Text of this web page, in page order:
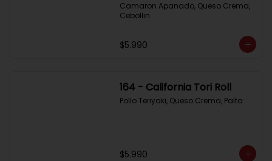
Camaron Apanado, Queso Crema,
Cebollin
$5.990
164 - California Tori Roll
Pollo Teriyaki, Queso Crema, Palta
$5.990